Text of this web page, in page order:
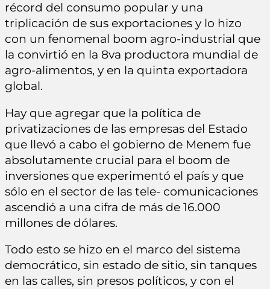
récord del consumo popular y una
triplicación de sus exportaciones y lo hizo
con un fenomenal boom agro-industrial que
la convirtió en la 8va productora mundial de
agro-alimentos, y en la quinta exportadora
global.
Hay que agregar que la política de
privatizaciones de las empresas del Estado
que llevó a cabo el gobierno de Menem fue
absolutamente crucial para el boom de
inversiones que experimentó el país y que
sólo en el sector de las tele- comunicaciones
ascendió a una cifra de más de 16.000
millones de dólares.
Todo esto se hizo en el marco del sistema
democrático, sin estado de sitio, sin tanques
en las calles, sin presos políticos, y con el